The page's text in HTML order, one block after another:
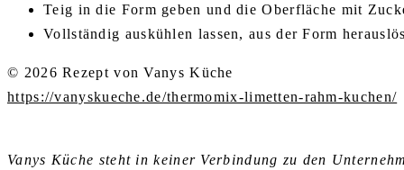
Teig in die Form geben und die Oberfläche mit
Vollständig auskühlen lassen, aus der Form
© 2026 Rezept von Vanys Küche
https://vanyskueche.de/thermomix-limetten-rahm-kuchen/
Vanys Küche steht in keiner Verbindung zu den